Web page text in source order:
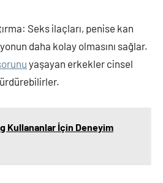
Seks ilaçları, penise kan
daha kolay olmasını sağlar.
yaşayan erkekler cinsel
Kullananlar İçin Deneyim